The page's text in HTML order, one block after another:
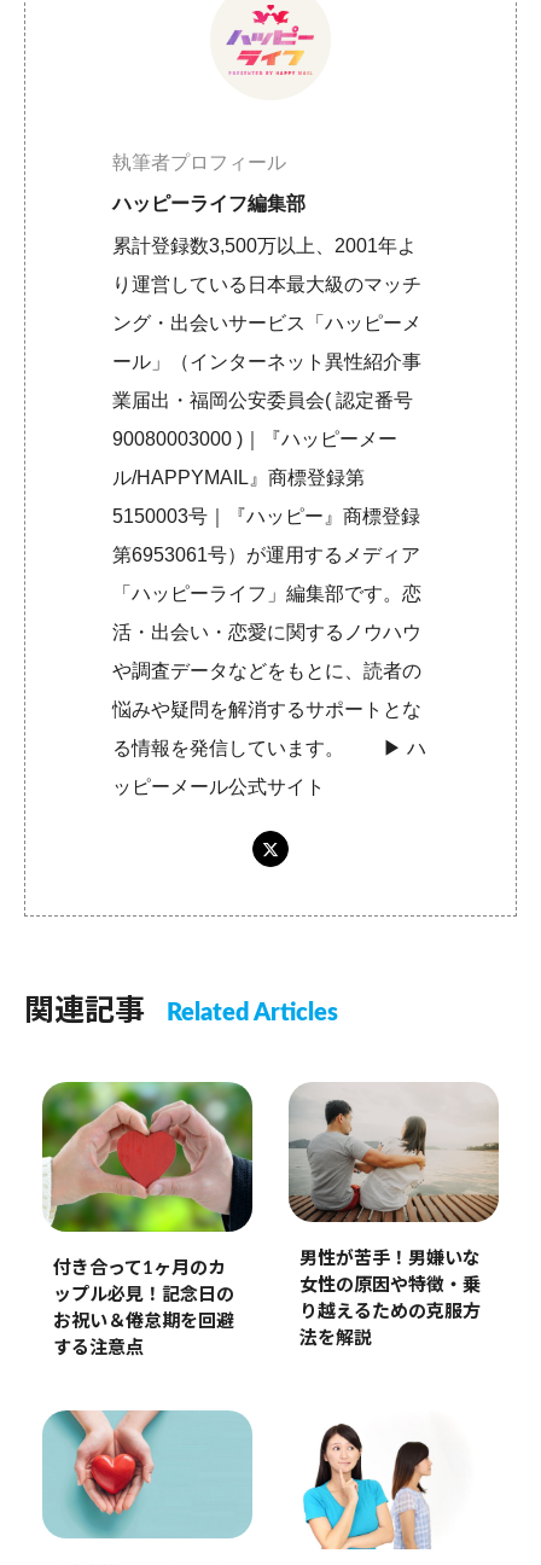
執筆者プロフィール
ハッピーライフ編集部
累計登録数3,500万以上、2001年よ
り運営している日本最大級のマッチ
ング・出会いサービス「ハッピーメ
ール」（インターネット異性紹介事
業届出・福岡公安委員会( 認定番号
90080003000 )｜『ハッピーメー
ル/HAPPYMAIL』商標登録第
5150003号｜『ハッピー』商標登録
第6953061号）が運用するメディア
「ハッピーライフ」編集部です。恋
活・出会い・恋愛に関するノウハウ
や調査データなどをもとに、読者の
悩みや疑問を解消するサポートとな
る情報を発信しています。 ▶︎ハ
ッピーメール公式サイト
関連記事 Related Articles
付き合って1ヶ月のカ
ップル必見！記念日の
お祝い＆倦怠期を回避
する注意点
男性が苦手！男嫌いな
女性の原因や特徴・乗
り越えるための克服方
法を解説